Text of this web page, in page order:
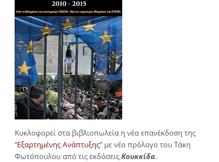
Κυκλοφορεί στα βιβλιοπωλεία η νέα επανέκδοση της
“Εξαρτημένης Ανάπτυξης” με νέο πρόλογο του Τάκη
Φωτόπουλου από τις εκδόσεις Κουκκίδα.